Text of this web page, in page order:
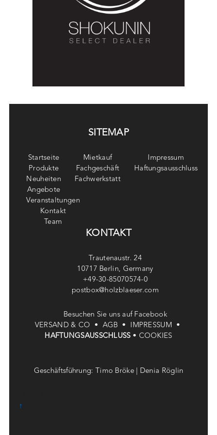
SITEMAP
Startseite
Produkte
Neuheiten
Angebote
Mietkauf
Fachgeschäft
Fachwerkstatt
Impressum
Haftungsausschluss
Veranstaltungen
Kontakt
Team
KONTAKT
Trautenaustr. 24
10717 Berlin, Germany
+49-30-85070574-0
postbox@holzblaeser.com
Besuchen Sie uns auf Facebook
VERSAND & CO • AGB • IMPRESSUM •
HAFTUNGSAUSSCHLUSS • COOKIES
Geschäftsführung: Timo Bröke | Denia Röglin
↑